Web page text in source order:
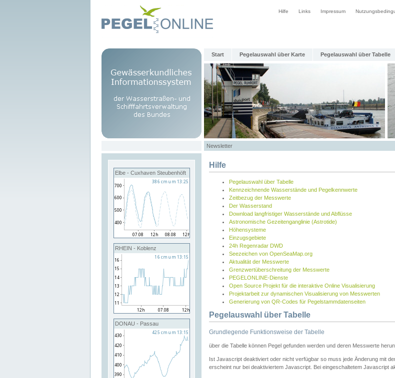
Hilfe Links Impressum
Start Pegelauswahl über Karte Pegelauswahl über Tabelle
Newsletter
Elbe - Cuxhaven Steubenhöft
RHEIN - Koblenz
DONAU - Passau
Hilfe
Pegelauswahl über Tabelle
Kennzeichnende Wasserstände und Pegelkennwerte
Zeitbezug der Messwerte
Der Wasserstand
Download langfristiger Wasserstände und Abflüsse
Astronomische Gezeitenganglinie (Astrotide)
Höhensysteme
Einzugsgebiete
24h Regenradar DWD
Seezeichen von OpenSeaMap.org
Aktualität der Messwerte
Grenzwertüberschreitung der Messwerte
PEGELONLINE-Dienste
Open Source Projekt für die interaktive Online Visualisierung
Projektarbeit zur dynamischen Visualisierung von Messwerten
Generierung von QR-Codes für Pegelstammdatenseiten
Pegelauswahl über Tabelle
Grundlegende Funktionsweise der Tabelle
über die Tabelle können Pegel gefunden werden und deren Messwerte
Ist Javascript deaktiviert oder nicht verfügbar so muss jede Änderung mit
erscheint nur bei deaktiviertem Javascript. Bei eingeschaltetem Javascript